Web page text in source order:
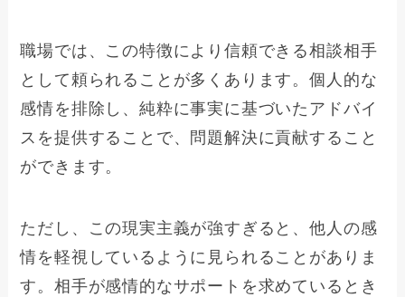
職場では、この特徴により信頼できる相談相手
として頼られることが多くあります。個人的な
感情を排除し、純粋に事実に基づいたアドバイ
スを提供することで、問題解決に貢献すること
ができます。
ただし、この現実主義が強すぎると、他人の感
情を軽視しているように見られることがありま
す。相手が感情的なサポートを求めているとき